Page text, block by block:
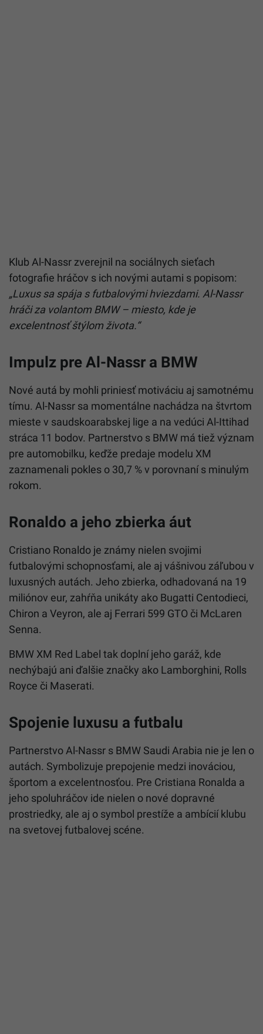
Klub Al-Nassr zverejnil na sociálnych sieťach
fotografie hráčov s ich novými autami s popisom:
„Luxus sa spája s futbalovými hviezdami. Al-Nassr
hráči za volantom BMW – miesto, kde je
excelentnosť štýlom života.“
Impulz pre Al-Nassr a BMW
Nové autá by mohli priniesť motiváciu aj samotnému
tímu. Al-Nassr sa momentálne nachádza na štvrtom
mieste v saudskoarabskej lige a na vedúci Al-Ittihad
stráca 11 bodov. Partnerstvo s BMW má tiež význam
pre automobilku, keďže predaje modelu XM
zaznamenali pokles o 30,7 % v porovnaní s minulým
rokom.
Ronaldo a jeho zbierka áut
Cristiano Ronaldo je známy nielen svojimi
futbalovými schopnosťami, ale aj vášnivou záľubou v
luxusných autách. Jeho zbierka, odhadovaná na 19
miliónov eur, zahŕňa unikáty ako Bugatti Centodieci,
Chiron a Veyron, ale aj Ferrari 599 GTO či McLaren
Senna.
BMW XM Red Label tak doplní jeho garáž, kde
nechýbajú ani ďalšie značky ako Lamborghini, Rolls
Royce či Maserati.
Spojenie luxusu a futbalu
Partnerstvo Al-Nassr s BMW Saudi Arabia nie je len o
autách. Symbolizuje prepojenie medzi inováciou,
športom a excelentnosťou. Pre Cristiana Ronalda a
jeho spoluhráčov ide nielen o nové dopravné
prostriedky, ale aj o symbol prestíže a ambícií klubu
na svetovej futbalovej scéne.